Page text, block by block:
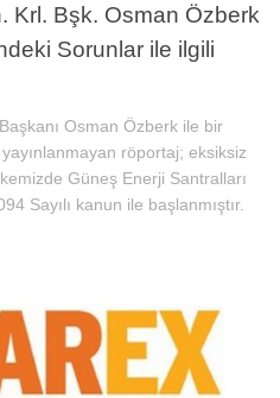
Krl. Bşk. Osman Özberk
Sorunlar ile ilgili
Osman Özberk ile bir
röportaj; eksiksiz
Güneş Enerji Santralları
Sayılı kanun ile başlanmıştır.